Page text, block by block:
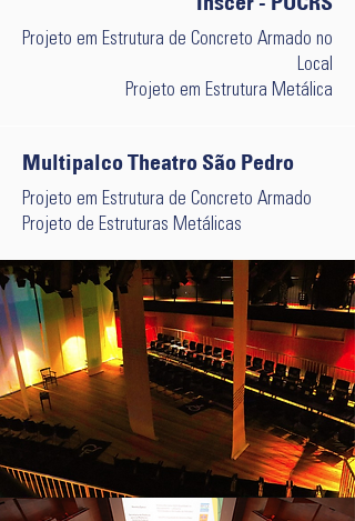
Projeto em Estrutura de Concreto Armado no
Local
Projeto em Estrutura Metálica
Multipalco Theatro São Pedro
Projeto em Estrutura de Concreto Armado
Projeto de Estruturas Metálicas